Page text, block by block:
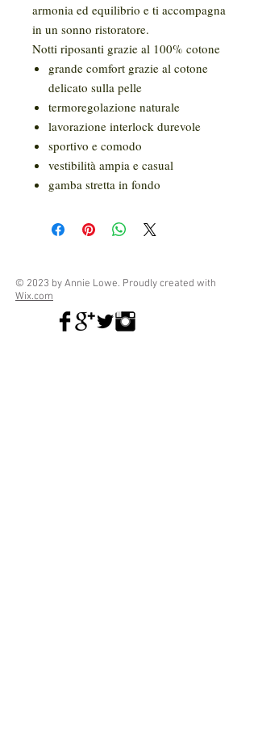
armonia ed equilibrio e ti accompagna
in un sonno ristoratore.
Notti riposanti grazie al 100% cotone
grande comfort grazie al cotone
delicato sulla pelle
termoregolazione naturale
lavorazione interlock durevole
sportivo e comodo
vestibilità ampia e casual
gamba stretta in fondo
© 2023 by Annie Lowe. Proudly created with
Wix.com